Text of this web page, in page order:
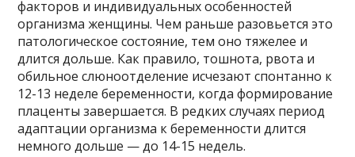
факторов и индивидуальных особенностей
организма женщины. Чем раньше разовьется это
патологическое состояние, тем оно тяжелее и
длится дольше. Как правило, тошнота, рвота и
обильное слюноотделение исчезают спонтанно к
12-13 неделе беременности, когда формирование
плаценты завершается. В редких случаях период
адаптации организма к беременности длится
немного дольше — до 14-15 недель.